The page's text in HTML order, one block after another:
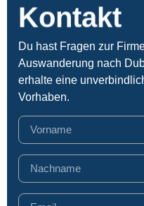
Kontakt
Du hast Fragen zur
Auswanderung nach
erhalte eine
Vorhaben.